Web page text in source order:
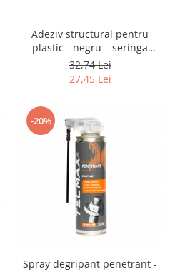
Adeziv structural pentru
plastic - negru – seringa
dubla 25 ml
32,74 Lei
27,45 Lei
-20%
Spray degripant penetrant -